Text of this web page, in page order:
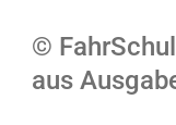
©
aus